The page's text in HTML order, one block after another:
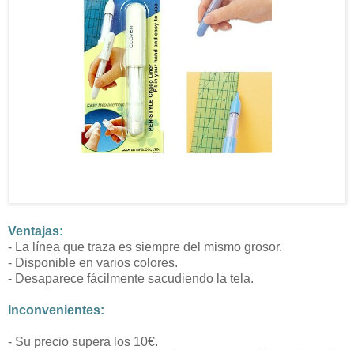
Ventajas:
- La línea que traza es siempre del mismo grosor.
- Disponible en varios colores.
- Desaparece fácilmente sacudiendo la tela.
Inconvenientes:
- Su precio supera los 10€.